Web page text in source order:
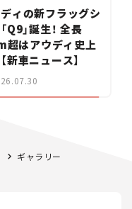
ィの新フラッグシ
Q9」誕生！ 全長
超はアウディ史上
新車ニュース】
ギャラリー